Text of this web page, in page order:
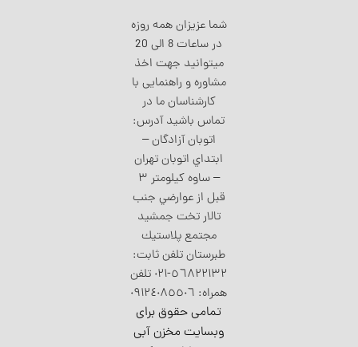
شما عزیزان همه روزه
در ساعات 8 الی 20
میتوانید جهت اخذ
مشاوره و راهنمایی با
کارشناسان ما در
تماس باشید آدرس:
اتوبان آزادگان –
ابتداي اتوبان تهران
– ساوه كيلومتر ٣
قبل از عوارضي جنب
تالار تخت جمشيد
مجتمع پلاستيك
طبرستان تلفن ثابت:
٥٦٨٢٢١٣٢-٠٢۱ تلفن
همراه: ٠٩١٢٤٠٨٥٥٠٦
تمامی حقوق برای
وبسایت مخزن آبی